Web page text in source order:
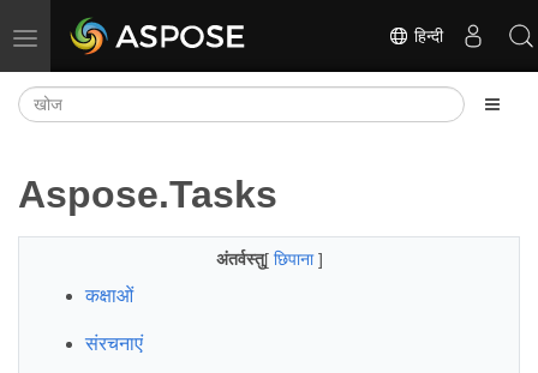
नेविगेशन टॉगल करें हिन्दी
Aspose.Tasks
अंतर्वस्तु[ छिपाना]
कक्षाओं
संरचनाएं